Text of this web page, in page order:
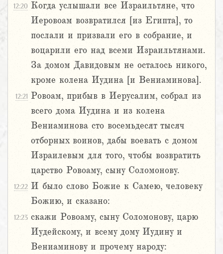
12:20 Когда услышали все Израильтяне, что
Иеровоам возвратился [из Египта], то
послали и призвали его в собрание, и
воцарили его над всеми Израильтянами.
За домом Давидовым не осталось никого,
кроме колена Иудина [и Вениаминова].
12:21 Ровоам, прибыв в Иерусалим, собрал из
всего дома Иудина и из колена
Вениаминова сто восемьдесят тысяч
отборных воинов, дабы воевать с домом
Израилевым для того, чтобы возвратить
царство Ровоаму, сыну Соломонову.
12:22 И было слово Божие к Самею, человеку
Божию, и сказано:
12:23 скажи Ровоаму, сыну Соломонову, царю
Иудейскому, и всему дому Иудину и
Вениаминову и прочему народу: